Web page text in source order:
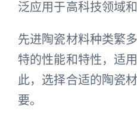
泛应用于高科技领域
先进陶瓷材料种类繁
特的性能和特性，适
此，选择合适的陶瓷
要。